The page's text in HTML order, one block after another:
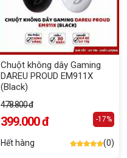
Chuột không dây Gaming
DAREU PROUD EM911X
(Black)
478.800 đ
399.000 đ -17%
Hết hàng (0)